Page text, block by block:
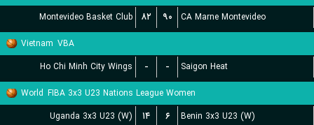
Montevideo Basket Club
۸۲ ۹۰
CA Marne Montevideo
Vietnam VBA
Ho Chi Minh City Wings
- -
Saigon Heat
World FIBA 3x3 U23 Nations League Women
Uganda 3x3 U23 (W)
۱۴ ۶
Benin 3x3 U23 (W)